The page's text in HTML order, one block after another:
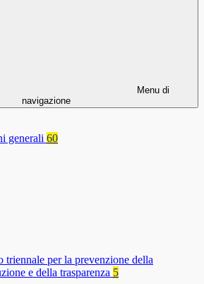
Menu di
navigazione
generali 60
triennale per la prevenzione della
e della trasparenza 5